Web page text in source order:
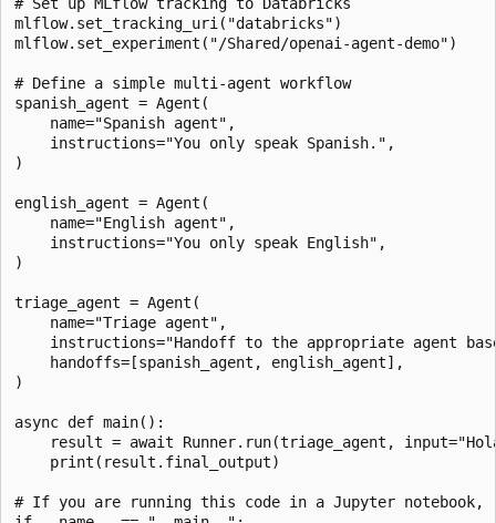
# Set up MLflow tracking to Databricks
mlflow.set_tracking_uri("databricks")
mlflow.set_experiment("/Shared/openai-agent-demo")
# Define a simple multi-agent workflow
spanish_agent = Agent(
    name="Spanish agent",
    instructions="You only speak Spanish.",
)
english_agent = Agent(
    name="English agent",
    instructions="You only speak English",
)
triage_agent = Agent(
    name="Triage agent",
instructions="Handoff to the appropriate agent
    handoffs=[spanish_agent, english_agent],
)
async def main():
result = await Runner.run(triage_agent,
    print(result.final_output)
# If you are running this code in a Jupyter